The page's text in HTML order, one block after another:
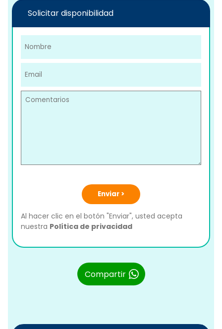
Solicitar disponibilidad
Enviar >
Al hacer clic en el botón "Enviar", usted acepta
nuestra Política de privacidad
Compartir